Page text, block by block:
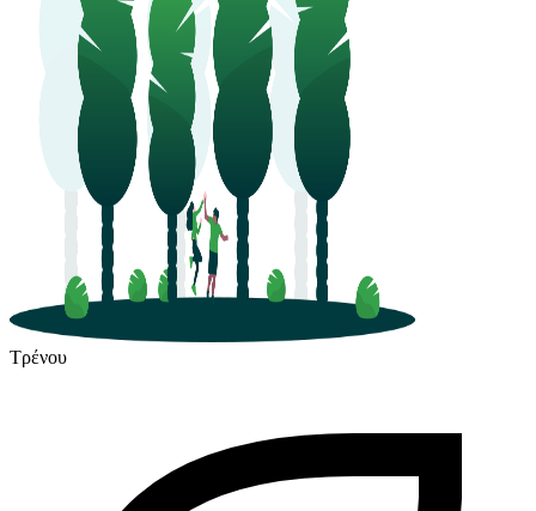
Katerini
Τρένου